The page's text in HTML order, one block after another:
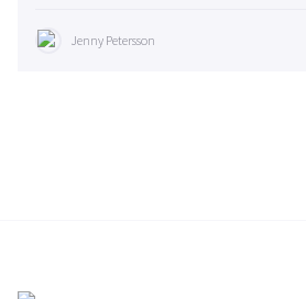
Jenny Petersson